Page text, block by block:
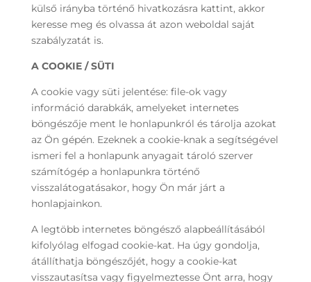
külső irányba történő hivatkozásra kattint, akkor
keresse meg és olvassa át azon weboldal saját
szabályzatát is.
A COOKIE / SÜTI
A cookie vagy süti jelentése: file-ok vagy
információ darabkák, amelyeket internetes
böngészője ment le honlapunkról és tárolja azokat
az Ön gépén. Ezeknek a cookie-knak a segítségével
ismeri fel a honlapunk anyagait tároló szerver
számítógép a honlapunkra történő
visszalátogatásakor, hogy Ön már járt a
honlapjainkon.
A legtöbb internetes böngésző alapbeállításából
kifolyólag elfogad cookie-kat. Ha úgy gondolja,
átállíthatja böngészőjét, hogy a cookie-kat
visszautasítsa vagy figyelmeztesse Önt arra, hogy